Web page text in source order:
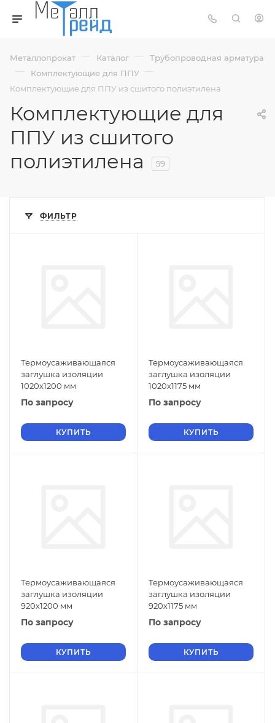
Металлопрокат — Каталог — Трубопроводная арматура
— Комплектующие для ППУ —
Комплектующие для ППУ из сшитого полиэтилена
Комплектующие для
ППУ из сшитого
полиэтилена
59
ФИЛЬТР
Термоусаживающаяся
заглушка изоляции
1020х1200 мм
По запросу
КУПИТЬ
Термоусаживающаяся
заглушка изоляции
1020х1175 мм
По запросу
КУПИТЬ
Термоусаживающаяся
заглушка изоляции
920х1200 мм
По запросу
КУПИТЬ
Термоусаживающаяся
заглушка изоляции
920х1175 мм
По запросу
КУПИТЬ